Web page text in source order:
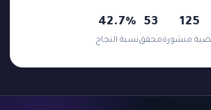
125
منشورة
53
محقق
42.7%
نسبة النجاح